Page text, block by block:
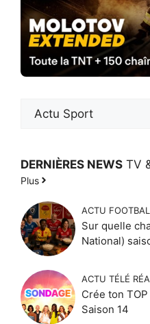
DERNIÈRES NEWS TV
Plus
ACTU
Sur quelle
National)
ACTU TÉLÉ
Crée ton
Saison 14